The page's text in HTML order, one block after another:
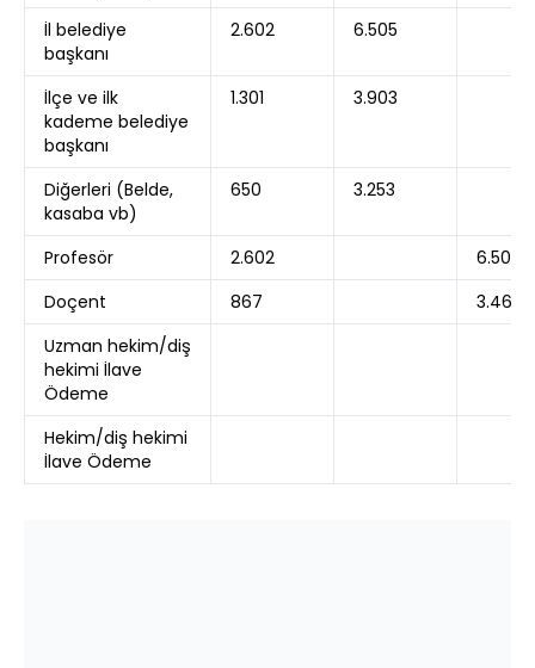
İl belediye
başkanı
2.602 6.505
İlçe ve ilk
kademe belediye
başkanı
1.301 3.903
Diğerleri (Belde,
kasaba vb)
650 3.253
Profesör 2.602
6.505
Doçent
867
3.469
Uzman hekim/diş
hekimi İlave
Ödeme
Hekim/diş hekimi
İlave Ödeme